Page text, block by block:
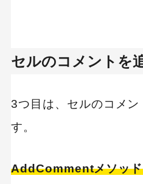
セルのコメントを
3つ目は、セルのコメ
す。
AddCommentメソッ